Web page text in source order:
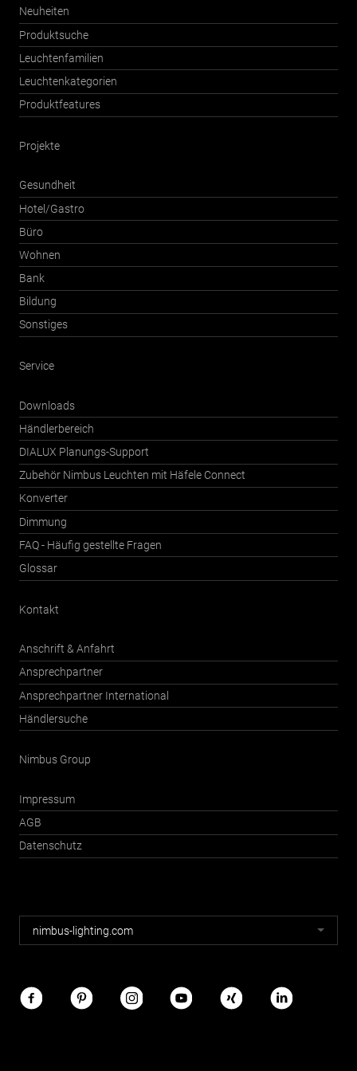
Neuheiten
Produktsuche
Leuchtenfamilien
Leuchtenkategorien
Produktfeatures
Projekte
Gesundheit
Hotel/Gastro
Büro
Wohnen
Bank
Bildung
Sonstiges
Service
Downloads
Händlerbereich
DIALUX Planungs-Support
Zubehör Nimbus Leuchten mit Häfele Connect
Konverter
Dimmung
FAQ - Häufig gestellte Fragen
Glossar
Kontakt
Anschrift & Anfahrt
Ansprechpartner
Ansprechpartner International
Händlersuche
Nimbus Group
Impressum
AGB
Datenschutz
Nimbus
Webseiten
nimbus-lighting.com
Nimbus
im